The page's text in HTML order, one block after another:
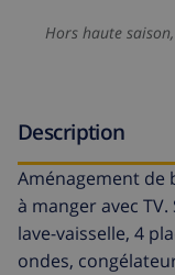
Hors haute
Description
Aménagement de
à manger avec
lave-vaisselle, 4
ondes,